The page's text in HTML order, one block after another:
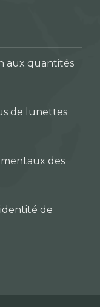
aux quantités
de lunettes
des
de